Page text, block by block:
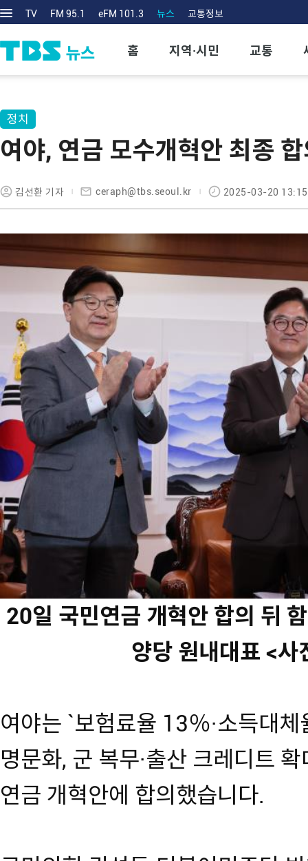
TV FM 95.1 eFM 101.3 뉴스 교통정보
홈 지역·시민 교통
정치
여야, 연금 모수개혁안 최종
김선환 기자 ceraph@tbs.seoul.kr 2025-03-20 13:15
20일 국민연금 개혁안 합의 뒤
양당 원내대표 <사
여야는 `보험료율 13％·소득대
명문화, 군 복무·출산 크레디트
연금 개혁안에 합의했습니다.